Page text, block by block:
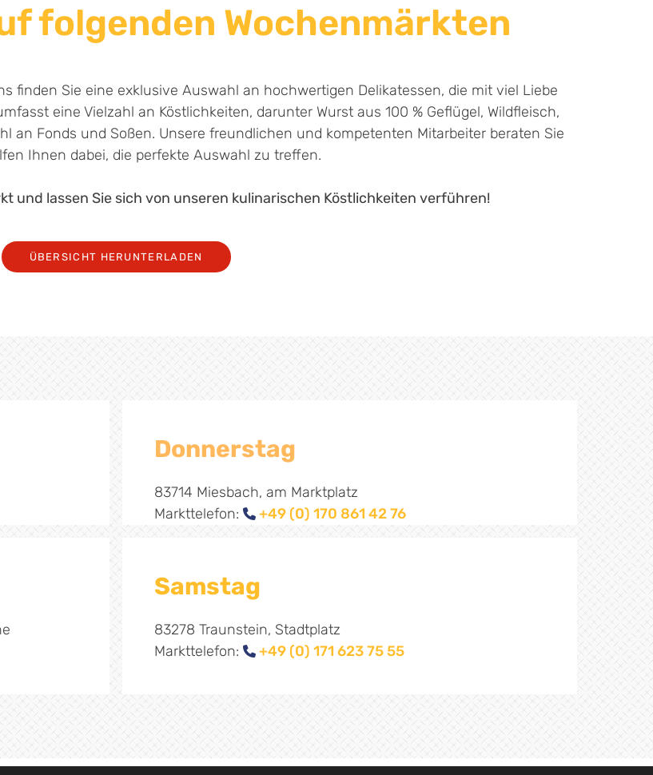
folgenden Wochenmärkten
finden Sie eine exklusive Auswahl an hochwertigen Delikatessen, die mit viel Liebe
eine Vielzahl an Köstlichkeiten, darunter Wurst aus 100 % Geflügel, Wildfleisch,
an Fonds und Soßen. Unsere freundlichen und kompetenten Mitarbeiter beraten Sie
Ihnen dabei, die perfekte Auswahl zu treffen.
und lassen Sie sich von unseren kulinarischen Köstlichkeiten verführen!
ÜBERSICHT HERUNTERLADEN
Donnerstag
83714 Miesbach, am Marktplatz
Markttelefon:  +49 (0) 170 861 42 76
Samstag
83278 Traunstein, Stadtplatz
Markttelefon:  +49 (0) 171 623 75 55